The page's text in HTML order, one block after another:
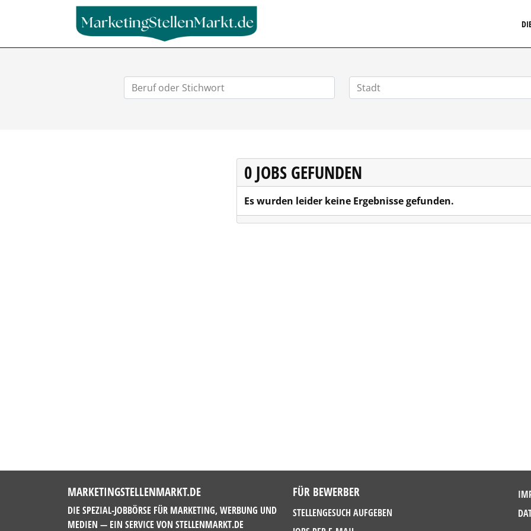
0 JOBS GEFUNDEN
Es wurden leider keine Ergebnisse gefunden.
MARKETINGSTELLENMARKT.DE
DIE SPEZIAL-JOBBÖRSE FÜR MARKETING, WERBUNG UND
MEDIEN — EIN SERVICE VON STELLENMARKT.DE
FÜR BEWERBER
STELLENGESUCH AUFGEBEN